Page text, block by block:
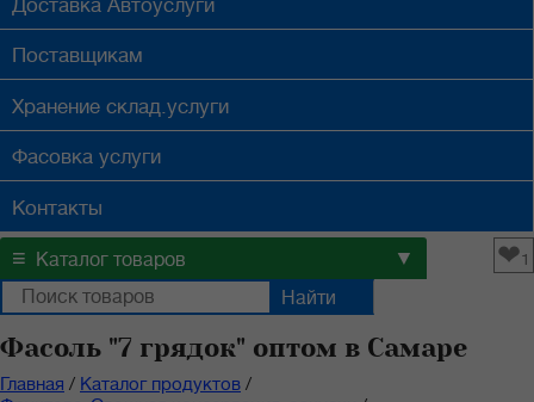
Доставка Автоуслуги
Поставщикам
Хранение склад.услуги
Фасовка услуги
Контакты
≡ Каталог товаров ▼ ❤1
Фасоль "7 грядок" оптом в Самаре
Главная / Каталог продуктов /